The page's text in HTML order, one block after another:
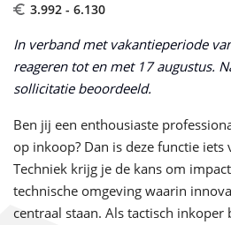
3.992 - 6.130
In verband met vakantieperiode
reageren tot en met 17 augustus.
sollicitatie beoordeeld.
Ben jij een enthousiaste
op inkoop? Dan is deze functie
Techniek krijg je de kans om
technische omgeving waarin
centraal staan. Als tactisch inkoper